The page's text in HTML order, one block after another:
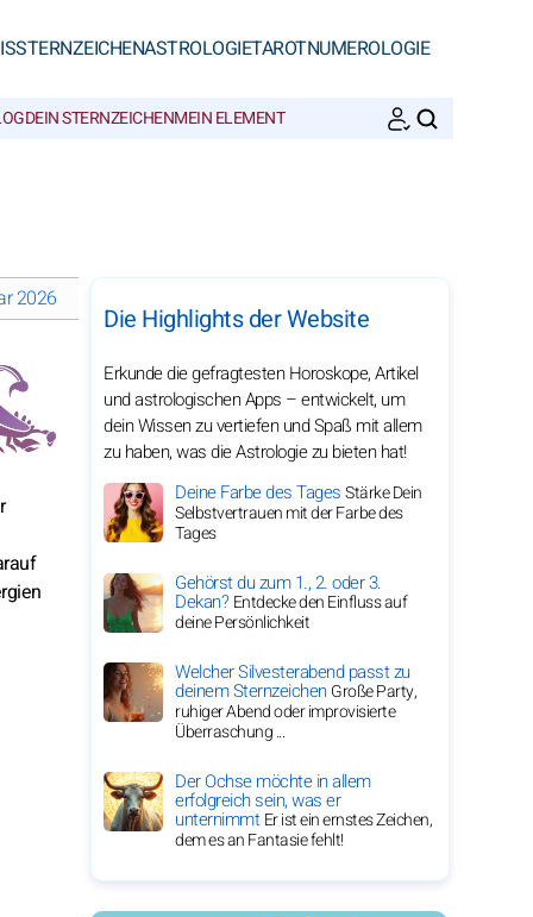
STERNZEICHENASTROLOGIETAROTNUMEROLOGIE
DEIN STERNZEICHENMEIN ELEMENT
2026
Die Highlights der Website
Erkunde die gefragtesten Horoskope, Artikel
und astrologischen Apps – entwickelt, um
dein Wissen zu vertiefen und Spaß mit allem
zu haben, was die Astrologie zu bieten hat!
Deine Farbe des TagesStärke Dein
Selbstvertrauen mit der Farbe des
Tages
Gehörst du zum 1., 2. oder 3.
Dekan?Entdecke den Einfluss auf
deine Persönlichkeit
Welcher Silvesterabend passt zu
deinem SternzeichenGroße Party,
ruhiger Abend oder improvisierte
Überraschung ...
Der Ochse möchte in allem
erfolgreich sein, was er
unternimmtEr ist ein ernstes Zeichen,
dem es an Fantasie fehlt!